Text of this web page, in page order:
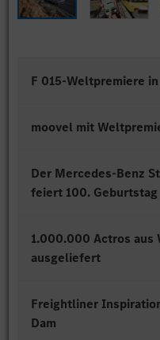
F 015-Weltpremiere in
moovel mit
Der Mercedes-Benz
feiert 100. Geburtstag
1.000.000 Actros aus
ausgeliefert
Freightliner
Dam